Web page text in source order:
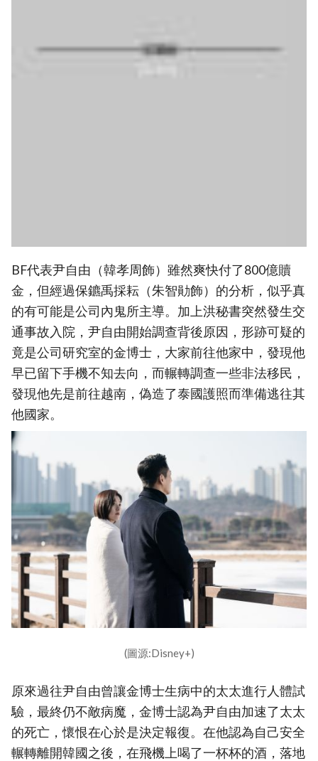
BF代表尹自由（韓孝周飾）雖然爽快付了800億贖
金，但經過保鑣禹採耘（朱智勛飾）的分析，似乎真
的有可能是公司內鬼所主導。加上洪秘書突然發生交
通事故入院，尹自由開始調查背後原因，形跡可疑的
竟是公司研究室的金博士，大家前往他家中，發現他
早已留下手機不知去向，而輾轉調查一些非法移民，
發現他先是前往越南，偽造了泰國護照而準備逃往其
他國家。
(圖源:Disney+)
原來過往尹自由曾讓金博士生病中的太太進行人體試
驗，最終仍不敵病魔，金博士認為尹自由加速了太太
的死亡，懷恨在心於是決定報復。在他認為自己安全
輾轉離開韓國之後，在飛機上喝了一杯杯的酒，落地